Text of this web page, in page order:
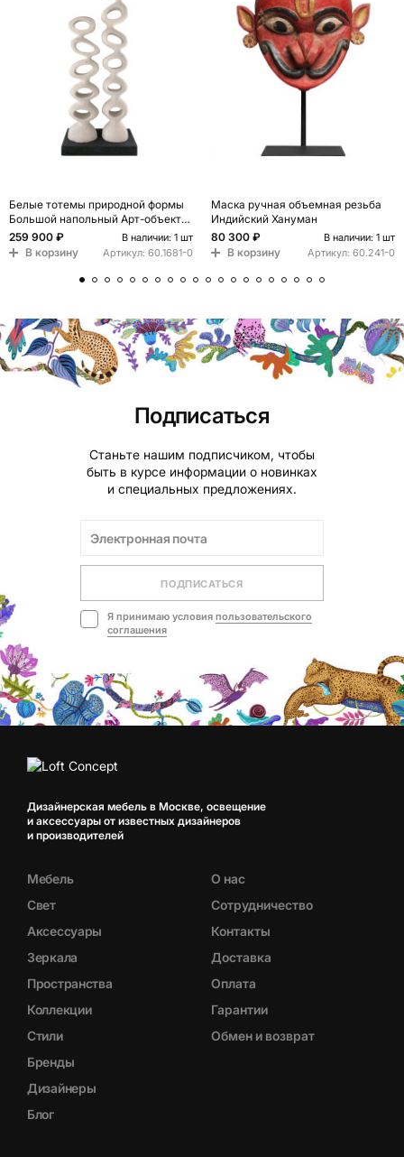
Белые тотемы природной формы
Большой напольный Арт-объект
Vega
259 900 ₽ В наличии: 1 шт
В корзину Артикул: 60.1681-0
Маска ручная объемная резьба
Индийский Хануман
80 300 ₽
В наличии: 1 шт
В корзину Артикул: 60.241-0
Подписаться
Станьте нашим подписчиком, чтобы
быть в курсе информации о новинках
и специальных предложениях.
ПОДПИСАТЬСЯ
Я принимаю условия пользовательского
соглашения
Дизайнерская мебель в Москве, освещение
и аксессуары от известных дизайнеров
и производителей
Мебель
Свет
Аксессуары
Зеркала
Пространства
Коллекции
Стили
Бренды
Дизайнеры
Блог
О нас
Сотрудничество
Контакты
Доставка
Оплата
Гарантии
Обмен и возврат